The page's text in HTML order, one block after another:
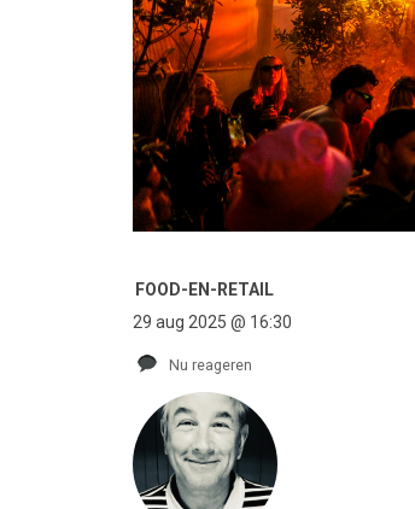
FOOD-EN-RETAIL
29 aug 2025 @ 16:30
Nu reageren